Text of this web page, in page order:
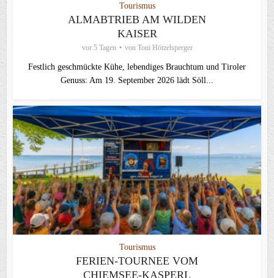
Tourismus
ALMABTRIEB AM WILDEN
KAISER
vor 5 Tagen von Toni Hötzelsperger
Festlich geschmückte Kühe, lebendiges Brauchtum und Tiroler
Genuss: Am 19. September 2026 lädt Söll...
Tourismus
FERIEN-TOURNEE VOM
CHIEMSEE-KASPERL